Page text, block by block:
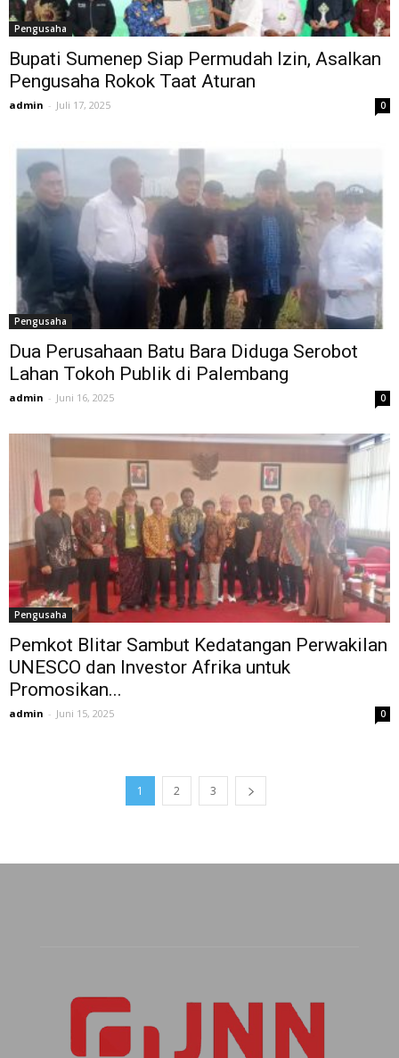
Pengusaha
Bupati Sumenep Siap Permudah Izin, Asalkan
Pengusaha Rokok Taat Aturan
admin - Juli 17, 2025 0
Pengusaha
Dua Perusahaan Batu Bara Diduga Serobot
Lahan Tokoh Publik di Palembang
admin - Juni 16, 2025 0
Pengusaha
Pemkot Blitar Sambut Kedatangan Perwakilan
UNESCO dan Investor Afrika untuk
Promosikan...
admin - Juni 15, 2025 0
1 2 3